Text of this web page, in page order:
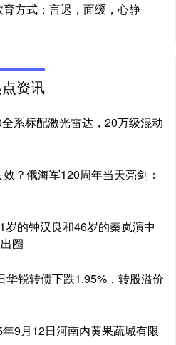
方式：言迟，面缓，心静
资讯
系标配激光雷达，20万级混动
？俄海军120周年当天亮剑：
的钟汉良和46岁的秦岚演中
圈
华锐转债下跌1.95%，转股溢价
9月12日河南内黄果蔬城有限